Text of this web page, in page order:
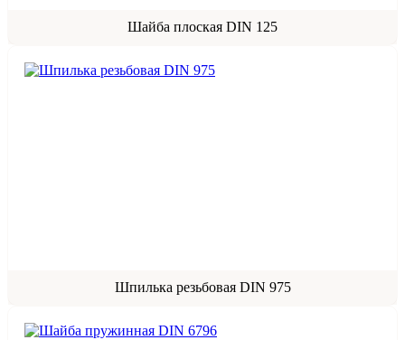
Шайба плоская DIN 125
Шпилька резьбовая DIN 975